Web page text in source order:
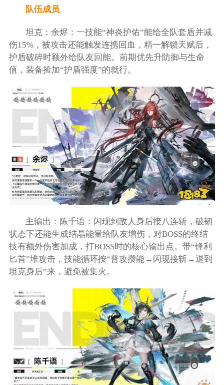
队伍成员
坦克：余烬：一技能“神炎护佑”能给全队套盾并减
伤15%，被攻击还能触发连携回血，精一解锁天赋后，
护盾破碎时额外给队友回能。前期优先升防御与生命
值，装备捡加“护盾强度”的就行。
主输出：陈千语：闪现到敌人身后接八连斩，破韧
状态下还能生成结晶能量给队友增伤，对BOSS的终结
技有额外伤害加成，打BOSS时的核心输出点。带“锋利
匕首”堆攻击，技能循环按“普攻攒能→闪现接斩→退到
坦克身后”来，避免被集火。